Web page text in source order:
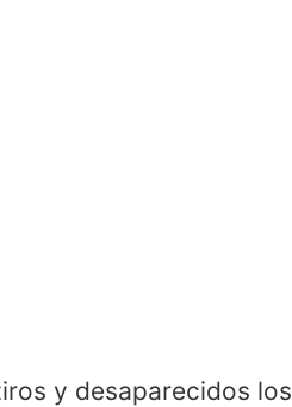
y desaparecidos los